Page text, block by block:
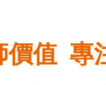
價值 專